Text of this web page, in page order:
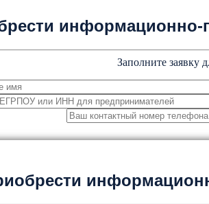
Заполните заявку